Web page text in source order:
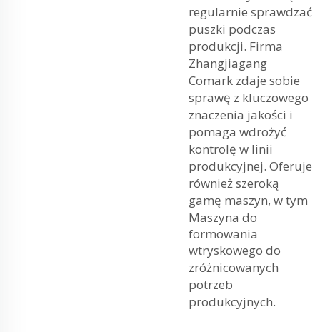
regularnie sprawdzać
puszki podczas
produkcji. Firma
Zhangjiagang
Comark zdaje sobie
sprawę z kluczowego
znaczenia jakości i
pomaga wdrożyć
kontrolę w linii
produkcyjnej. Oferuje
również szeroką
gamę maszyn, w tym
Maszyna do
formowania
wtryskowego do
zróżnicowanych
potrzeb
produkcyjnych.